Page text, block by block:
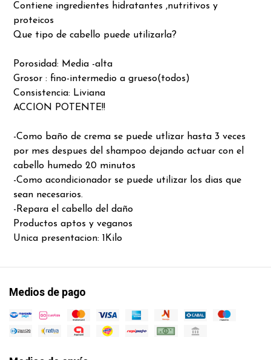
Contiene ingredientes hidratantes ,nutritivos y
proteicos
Que tipo de cabello puede utilizarla?
Porosidad: Media -alta
Grosor : fino-intermedio a grueso(todos)
Consistencia: Liviana
ACCION POTENTE!!
-Como baño de crema se puede utlizar hasta 3 veces
por mes despues del shampoo dejando actuar con el
cabello humedo 20 minutos
-Como acondicionador se puede utilizar los dias que
sean necesarios.
-Repara el cabello del daño
Productos aptos y veganos
Unica presentacion: 1Kilo
Medios de pago